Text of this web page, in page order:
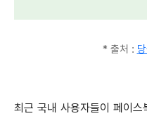
* 출처 :
최근 국내 사용자들이 페이스